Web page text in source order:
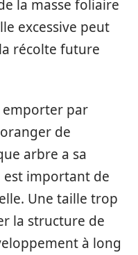
la masse foliaire
excessive peut
récolte future
emporter par
de
arbre a sa
important de
Une taille trop
la structure de
à long